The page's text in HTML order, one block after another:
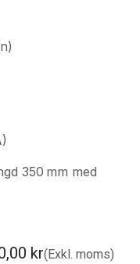
350 mm med
kr(Exkl. moms)